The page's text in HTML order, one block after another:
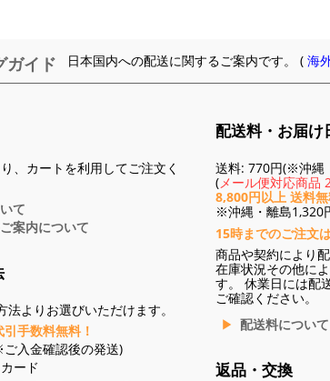
ガイド 日本国内への配送に関するご案内です。 (海
、カートを利用してご注文く
て
案内について
法よりお選びいただけます。
引手数料無料！
入金確認後の発送)
ード
配送料・お届け
送料: 770円(※沖縄
(メール便対応商品
8,800円以上 送料
※沖縄・離島1,320
15時までのご注文
商品や契約により
在庫状況その他に
す。 休業日には配
ご確認ください。
配送料について
返品・交換